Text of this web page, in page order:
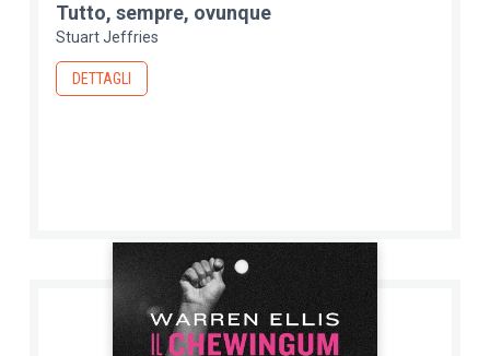
Tutto, sempre, ovunque
Stuart Jeffries
DETTAGLI